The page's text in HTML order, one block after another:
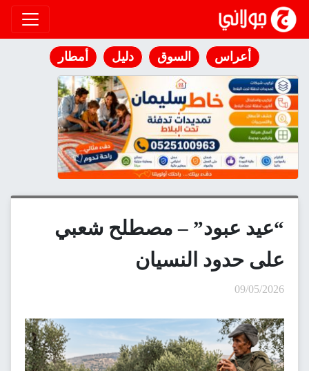
انتقل إلى المحتوى
أعراس السوق دليل أمطار
“عيد عبود” – مصطلح شعبي
على حدود النسيان
09/05/2026